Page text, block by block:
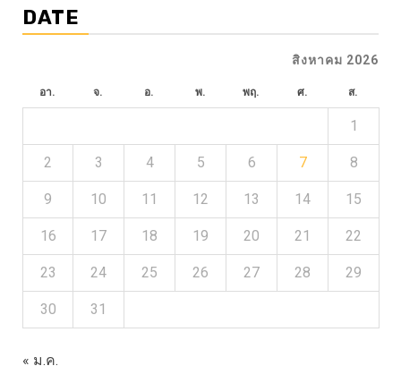
DATE
สิงหาคม 2026
อา. จ. อ. พ. พฤ. ศ. ส.
1
2 3 4 5 6 7 8
9 10 11 12 13 14 15
16 17 18 19 20 21 22
23 24 25 26 27 28 29
30 31
« ม.ค.